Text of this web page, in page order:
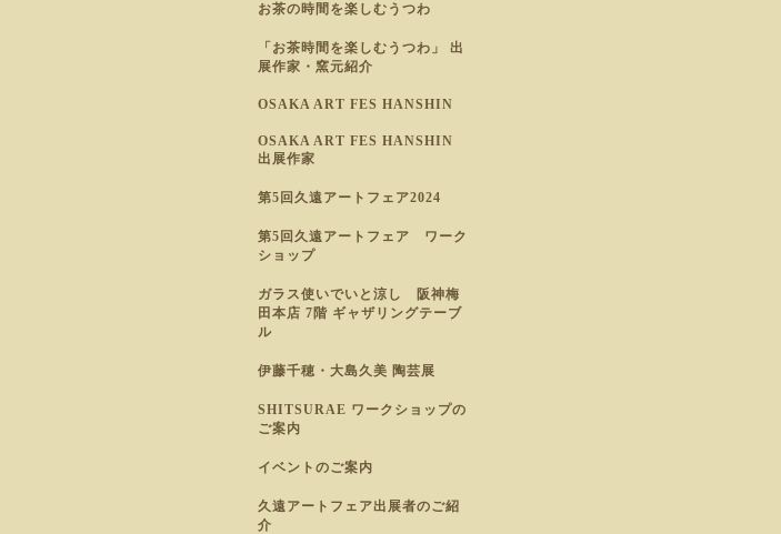
お茶の時間を楽しむうつわ
「お茶時間を楽しむうつわ」 出
展作家・窯元紹介
OSAKA ART FES HANSHIN
OSAKA ART FES HANSHIN
出展作家
第5回久遠アートフェア2024
第5回久遠アートフェア ワーク
ショップ
ガラス使いでいと涼し 阪神梅
田本店 7階 ギャザリングテーブ
ル
伊藤千穂・大島久美 陶芸展
SHITSURAE ワークショップの
ご案内
イベントのご案内
久遠アートフェア出展者のご紹
介